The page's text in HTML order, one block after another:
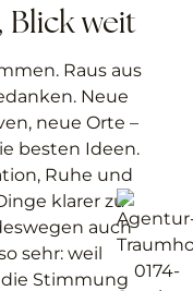
Blick weit
Raus aus
Neue
neue Orte –
besten Ideen.
Ruhe und
klarer zu
auch
sehr: weil
Stimmung